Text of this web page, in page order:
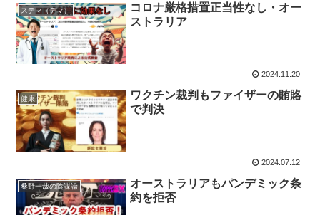
ステマ（デマ）
コロナ厳格措置正当性なし・オー
ストラリア
2024.11.20
健康
ワクチン裁判もファイザーの賄賂
で判決
2024.07.12
桑野一哉の陰謀論
オーストラリアもパンデミック条
約を拒否